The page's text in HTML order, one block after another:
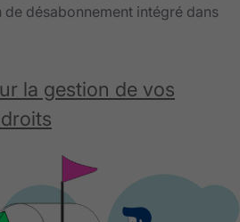
désabonnement intégré dans
la gestion de vos